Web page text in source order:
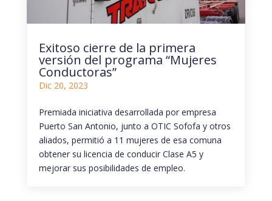
Exitoso cierre de la primera
versión del programa “Mujeres
Conductoras”
Dic 20, 2023
Premiada iniciativa desarrollada por empresa
Puerto San Antonio, junto a OTIC Sofofa y otros
aliados, permitió a 11 mujeres de esa comuna
obtener su licencia de conducir Clase A5 y
mejorar sus posibilidades de empleo.